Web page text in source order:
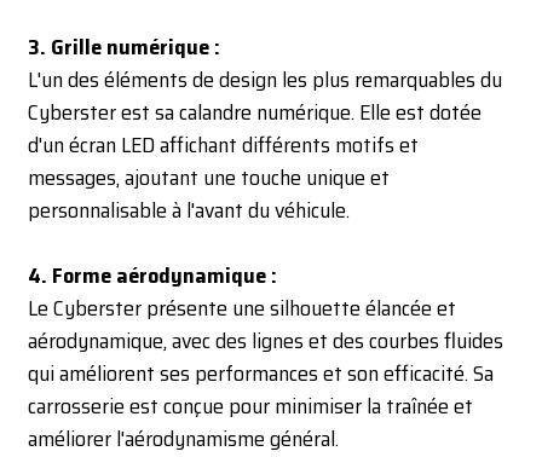
3. Grille numérique :
L'un des éléments de design les plus remarquables du
Cyberster est sa calandre numérique. Elle est dotée
d'un écran LED affichant différents motifs et
messages, ajoutant une touche unique et
personnalisable à l'avant du véhicule.
4. Forme aérodynamique :
Le Cyberster présente une silhouette élancée et
aérodynamique, avec des lignes et des courbes fluides
qui améliorent ses performances et son efficacité. Sa
carrosserie est conçue pour minimiser la traînée et
améliorer l'aérodynamisme général.